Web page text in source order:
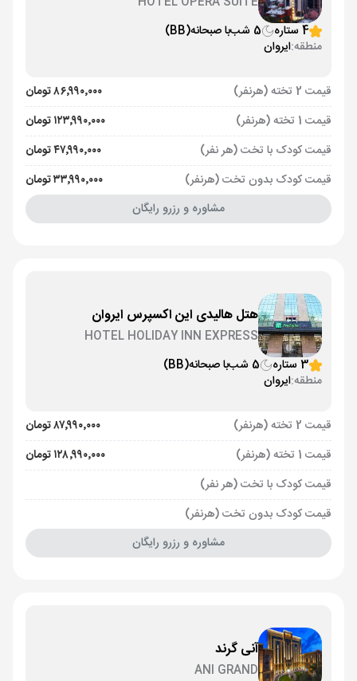
4 ستاره
5 شب با صبحانه(BB)
منطقه:ایروان
قیمت 2 تخته (هرنفر)
۸۶٬۹۹۰٬۰۰۰ تومان
قیمت 1 تخته (هرنفر)
۱۲۳٬۹۹۰٬۰۰۰ تومان
قیمت کودک با تخت (هر نفر)
۴۷٬۹۹۰٬۰۰۰ تومان
قیمت کودک بدون تخت (هرنفر)
۳۳٬۹۹۰٬۰۰۰ تومان
مشاوره و رزرو رایگان
هتل هالیدی این اکسپرس ایروان
HOTEL HOLIDAY INN EXPRESS
3 ستاره
5 شب با صبحانه(BB)
منطقه:ایروان
قیمت 2 تخته (هرنفر)
۸۷٬۹۹۰٬۰۰۰ تومان
قیمت 1 تخته (هرنفر)
۱۲۸٬۹۹۰٬۰۰۰ تومان
قیمت کودک با تخت (هر نفر)
قیمت کودک بدون تخت (هرنفر)
مشاوره و رزرو رایگان
آنی گرند
ANI GRAND